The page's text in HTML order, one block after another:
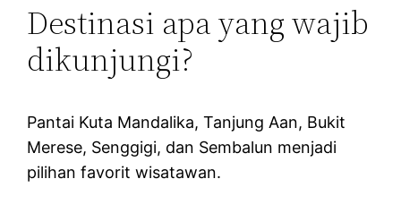
Destinasi apa yang wajib
dikunjungi?
Pantai Kuta Mandalika, Tanjung Aan, Bukit
Merese, Senggigi, dan Sembalun menjadi
pilihan favorit wisatawan.